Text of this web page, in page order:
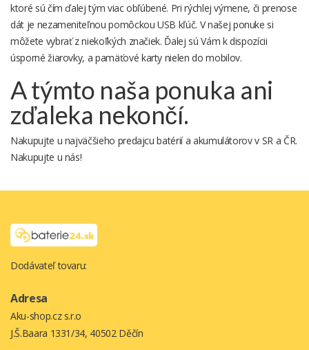
50,12 €
18,20 €
36,58 €
ktoré sú čím ďalej tým viac obľúbené. Pri rýchlej výmene, či prenose
dát je nezameniteľnou pomôckouUSB kľúč. V našej ponuke si
môžete vybrať z niekoľkých značiek. Ďalej sú Vám k dispozícii
úsporné žiarovky, apamäťové karty nielen do mobilov.
A týmto naša ponuka ani
zďaleka nekončí.
Nakupujte u najväčšieho predajcu batérií a akumulátorov v SR a ČR.
Nakupujte u nás!
Dodávateľ tovaru:
Adresa
Aku-shop.cz s.r.o
J.Š.Baara 1331/34, 40502 Děčín